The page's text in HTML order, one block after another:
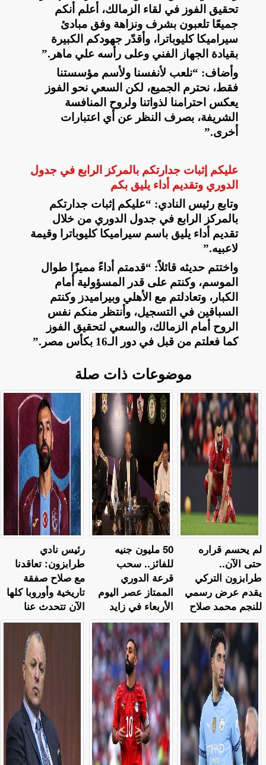
تحقيق الفوز في لقاء الزمالك، أعلم أنكم
جميعًا تلعبون بشرف ونزاهة وفق مبادئ
سيراميكا كليوباترا، وأقدّر جهودكم الكبيرة
بقيادة الجهاز الفني وعلى رأسه علي ماهر ”.
وأضاف: “نلعب لأنفسنا ولأسم مؤسستنا
فقط، نحترم الجميع، لكن السعي نحو الفوز
يعكس احترامنا لذواتنا ولروح المنافسة
الشريفة، بصرف النظر عن أي اعتبارات
أخرى”.
عليكم إثبات جدارتكم بالمركز الرابع في جدول
الدوري وتقديم أداء يليق بكم
وتابع رئيس النادي: “عليكم إثبات جدارتكم
بالمركز الرابع في جدول الدوري من خلال
تقديم أداء يليق باسم سيراميكا كليوباترا وقيمة
لاعبيه”.
واختتم حديثه قائلاً: “قدمتم أداءً مميزًا طوال
الموسم، وكنتم على قدر المسؤولية أمام
الكبار، وتعادلتم مع الأهلي وبيراميدز وكنتم
السباقين في التسجيل، وأنتظر منكم نفس
الروح أمام الزمالك، والسعي لتحقيق الفوز
كما فعلتم من قبل في دور الـ16 بكأس مصر
”.
موضوعات ذات صلة
رئيس نادي
طرابزون: تعاقدنا
مع صلاح صفقة
تاريخية وأوروبا كلها
الآن تتحدث عنا
50 مليون جنيه
للفائز.. سحب
قرعة الدوري
الممتاز عصر اليوم
الأربعاء في زايد
لم يحسم قراره
حتى الآن..
طرابزون التركي
يقدم عرض رسمي
للنجم محمد صلاح